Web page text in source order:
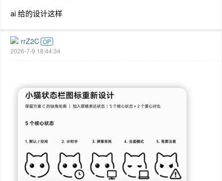
ai 给的设计这样
rrZ2C OP
2026-7-9 18:44:34